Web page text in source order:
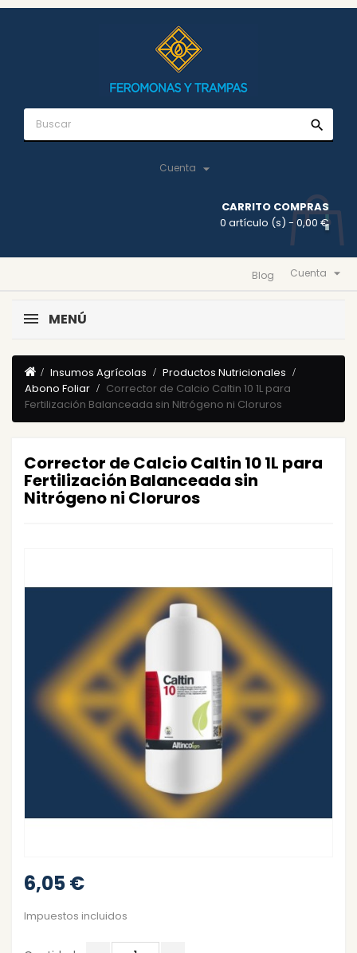
search
Cuenta 
CARRITO COMPRAS
0 artículo (s) - 0,00 €
Cuenta 
Blog
MENÚ
Insumos Agrícolas
Productos Nutricionales
Abono Foliar
Corrector de Calcio Caltin 10 1L para
Fertilización Balanceada sin Nitrógeno ni Cloruros
Corrector de Calcio Caltin 10 1L para
Fertilización Balanceada sin
Nitrógeno ni Cloruros
6,05 €
Impuestos incluidos